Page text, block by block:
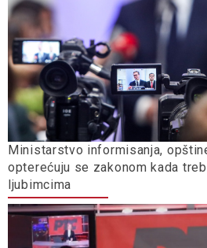
Ministarstvo informisanja,
opterećuju se zakonom kada
ljubimcima